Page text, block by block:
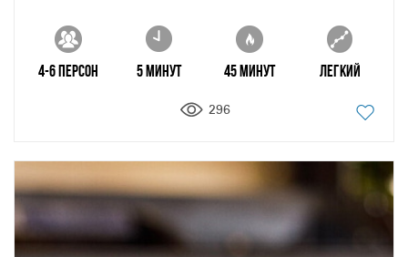
4-6 персон 5 минут 45 минут Легкий
296